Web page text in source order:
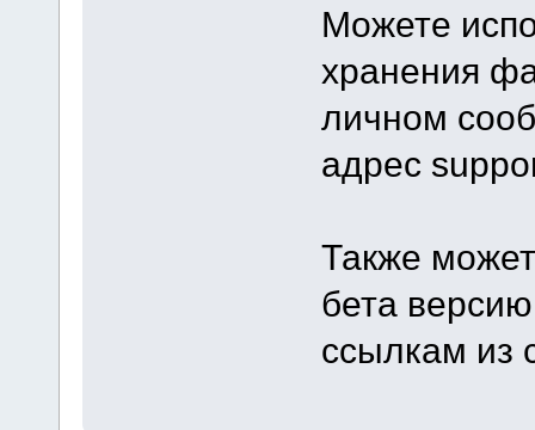
Можете
хранения
личном
адрес
Также
бета
ссылкам из